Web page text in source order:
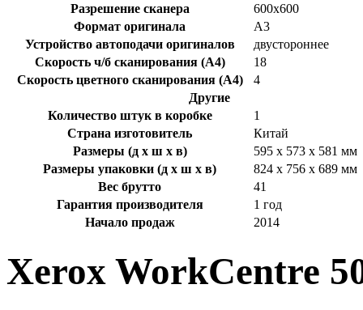
Разрешение сканера
600x600
Формат оригинала
А3
Устройство автоподачи оригиналов
двустороннее
Скорость ч/б сканирования (A4)
18
Скорость цветного сканирования (A4)
4
Другие
Количество штук в коробке
1
Страна изготовитель
Китай
Размеры (д x ш x в)
595 х 573 х 581 мм
Размеры упаковки (д х ш х в)
824 х 756 х 689 мм
Вес брутто
41
Гарантия производителя
1 год
Начало продаж
2014
Xerox WorkCentre